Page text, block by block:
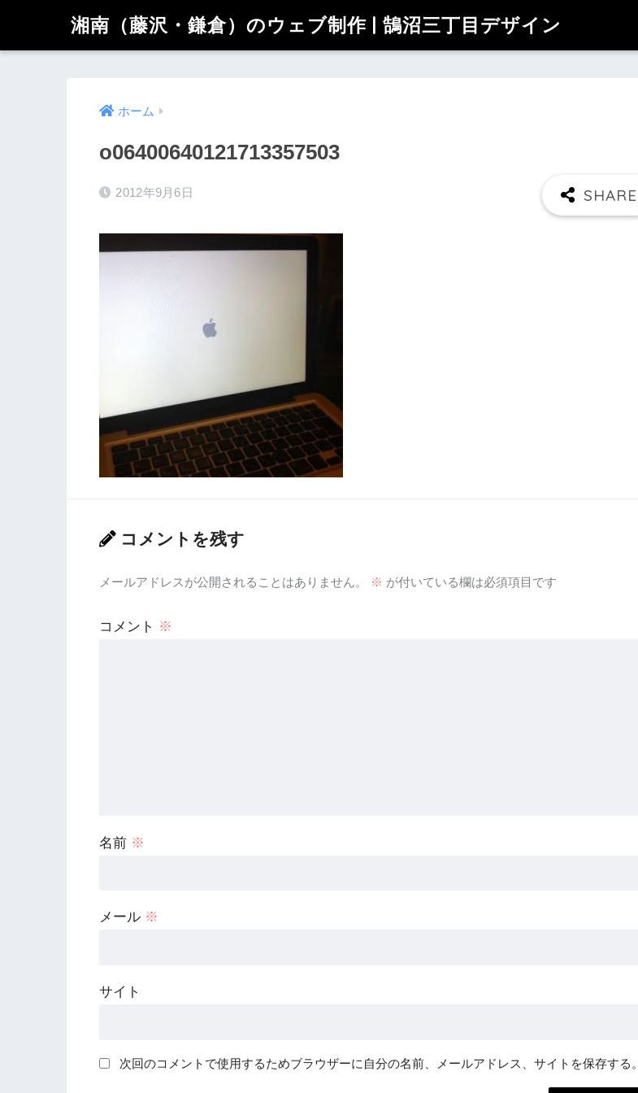
湘南（藤沢・鎌倉）のウェブ制作 | 鵠沼三丁目デザイン
ホーム
o06400640121713357503
2012年9月6日
コメントを残す
メールアドレスが公開されることはありません。 ※ が付いている欄は必須項目です
コメント ※
名前 ※
メール ※
サイト
次回のコメントで使用するためブラウザーに自分の名前、メールアドレス、サイトを保存する。